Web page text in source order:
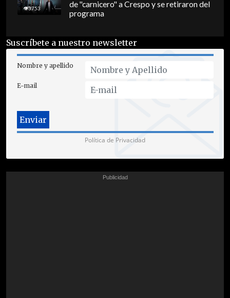
3753
de "carnicero" a Crespo y se retiraron del
programa
Suscríbete a nuestro newsletter
Nombre y apellido
E-mail
Política de Privacidad